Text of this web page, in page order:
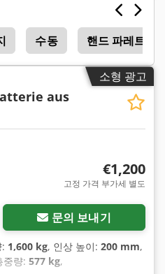
수동 핸드 파레트 트럭
소형 광고
aus
€1,200
고정 가격 부가세 별도
문의 보내기
1,600 kg, 인상 높이: 200 mm,
중량: 577 kg,